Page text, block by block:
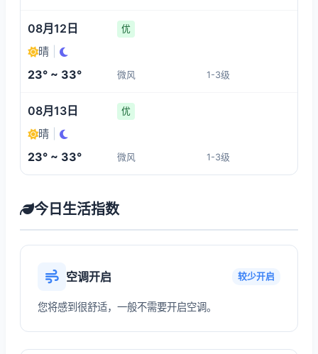
08月12日 优
晴
23° ~ 33° 微风 1-3级
08月13日 优
晴
23° ~ 33° 微风 1-3级
今日生活指数
空调开启 较少开启
您将感到很舒适，一般不需要开启空调。